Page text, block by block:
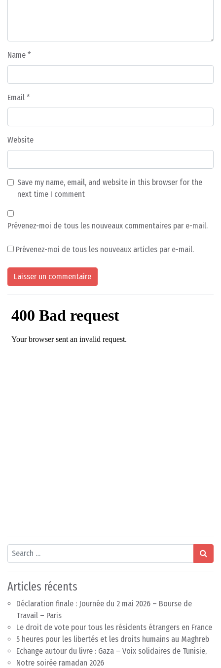
Name *
Email *
Website
Save my name, email, and website in this browser for the
next time I comment
Prévenez-moi de tous les nouveaux commentaires par e-mail.
Prévenez-moi de tous les nouveaux articles par e-mail.
Search
Articles récents
Déclaration finale : Journée du 2 mai 2026 – Bourse de
Travail – Paris
Le droit de vote pour tous les résidents étrangers en France
5 heures pour les libertés et les droits humains au Maghreb
Echange autour du livre : Gaza – Voix solidaires de Tunisie,
Notre soirée ramadan 2026